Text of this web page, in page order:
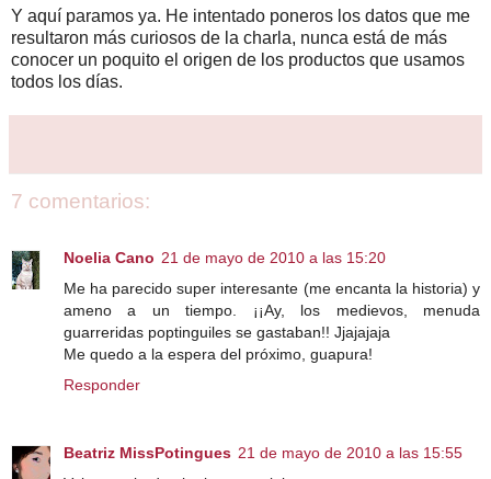
Y aquí paramos ya. He intentado poneros los datos que me
resultaron más curiosos de la charla, nunca está de más
conocer un poquito el origen de los productos que usamos
todos los días.
7 comentarios:
Noelia Cano 21 de mayo de 2010 a las 15:20
Me ha parecido super interesante (me encanta la historia) y
ameno a un tiempo. ¡¡Ay, los medievos, menuda
guarreridas poptinguiles se gastaban!! Jjajajaja
Me quedo a la espera del próximo, guapura!
Responder
Beatriz MissPotingues 21 de mayo de 2010 a las 15:55